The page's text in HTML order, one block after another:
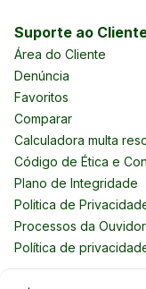
Suporte ao
Área do Cliente
Denúncia
Favoritos
Comparar
Calculadora multa
Código de Ética e
Plano de Integridade
Politica de
Processos da
Política de